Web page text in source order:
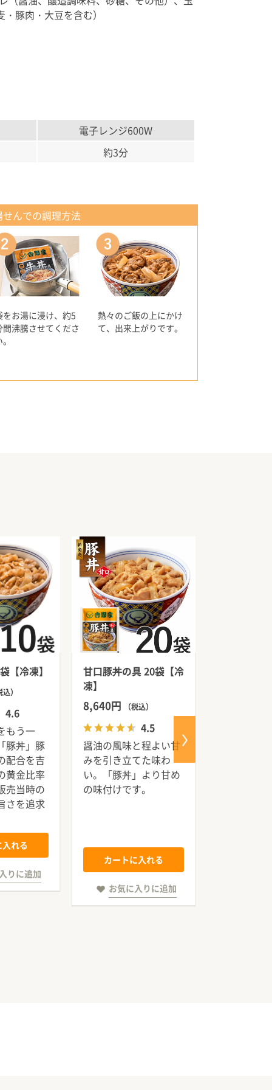
豚肉・大豆を含む）
電子レンジ600W
約3分
せんでの調理方法
をお湯に浸け、約5
間沸騰させてくださ
熱々のご飯の上にかけ
て、出来上がりです。
【冷凍】
）
4.6
もう一
豚丼」豚
配合を吉
黄金比率
売当時の
さを追求
れる
りに追加
甘口豚丼の具 20袋【冷
凍】
8,640円 （税込）
4.5
醤油の風味と程よい甘
みを引き立てた味わ
い。「豚丼」より甘め
の味付けです。
カートに入れる
お気に入りに追加